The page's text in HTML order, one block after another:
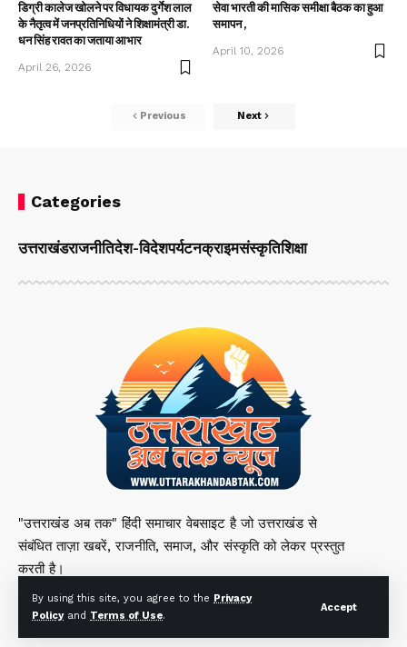
By using this site, you agree to the Privacy
Policyand Terms of Use.
Accept
डिग्री कालेज खोलने पर विधायक दुर्गेश लाल
के नैतृत्व में जनप्रतिनिधियों ने शिक्षामंत्री डा.
धन सिंह रावत का जताया आभार
April 26, 2026
सेवा भारती की मासिक समीक्षा बैठक का हुआ
समापन ,
April 10, 2026
Previous Next
Categories
उत्तराखंडराजनीतिदेश-विदेशपर्यटनक्राइमसंस्कृतिशिक्षा
"उत्तराखंड अब तक" हिंदी समाचार वेबसाइट है जो उत्तराखंड से
संबंधित ताज़ा खबरें, राजनीति, समाज, और संस्कृति को लेकर प्रस्तुत
करती है।